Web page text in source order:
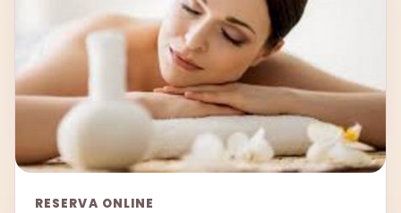
RESERVA ONLINE